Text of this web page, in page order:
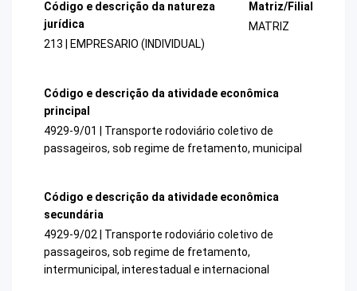
Código e descrição da natureza
jurídica
213 | EMPRESARIO (INDIVIDUAL)
Matriz/Filial
MATRIZ
Código e descrição da atividade econômica
principal
4929-9/01 | Transporte rodoviário coletivo de
passageiros, sob regime de fretamento, municipal
Código e descrição da atividade econômica
secundária
4929-9/02 | Transporte rodoviário coletivo de
passageiros, sob regime de fretamento,
intermunicipal, interestadual e internacional